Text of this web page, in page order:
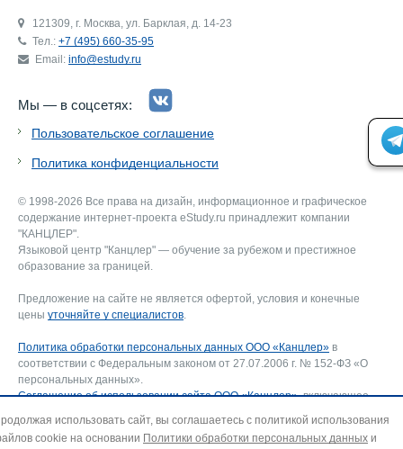
121309, г. Москва, ул. Барклая, д. 14-23
Тел.: +7 (495) 660-35-95
Email: info@estudy.ru
Мы — в соцсетях:
Пользовательское соглашение
Политика конфиденциальности
© 1998-2026 Все права на дизайн, информационное и графическое
содержание интернет-проекта eStudy.ru принадлежит компании
"КАНЦЛЕР".
Языковой центр "Канцлер" — обучение за рубежом и престижное
образование за границей.
Предложение на сайте не является офертой, условия и конечные
цены уточняйте у специалистов
Политика обработки персональных данных ООО «Канцлер» в
соответствии с Федеральным законом от 27.07.2006 г. № 152-ФЗ «О
персональных данных».
Соглашение об использовании сайта ООО «Канцлер», включающее
файлов cookie. В случае несогласия — покиньте сайт.
Для отзыва согласия на обработку персональных данных направьте
использовать сайт, вы соглашаетесь с политикой использования
cookie на основании Политики обработки персональных данных и